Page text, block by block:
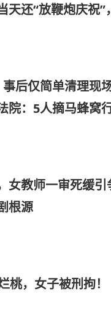
天还“放鞭炮庆祝”
后仅简单清理现
院：5人摘马蜂窝
女教师一审死缓引
根源
桃，女子被刑拘！